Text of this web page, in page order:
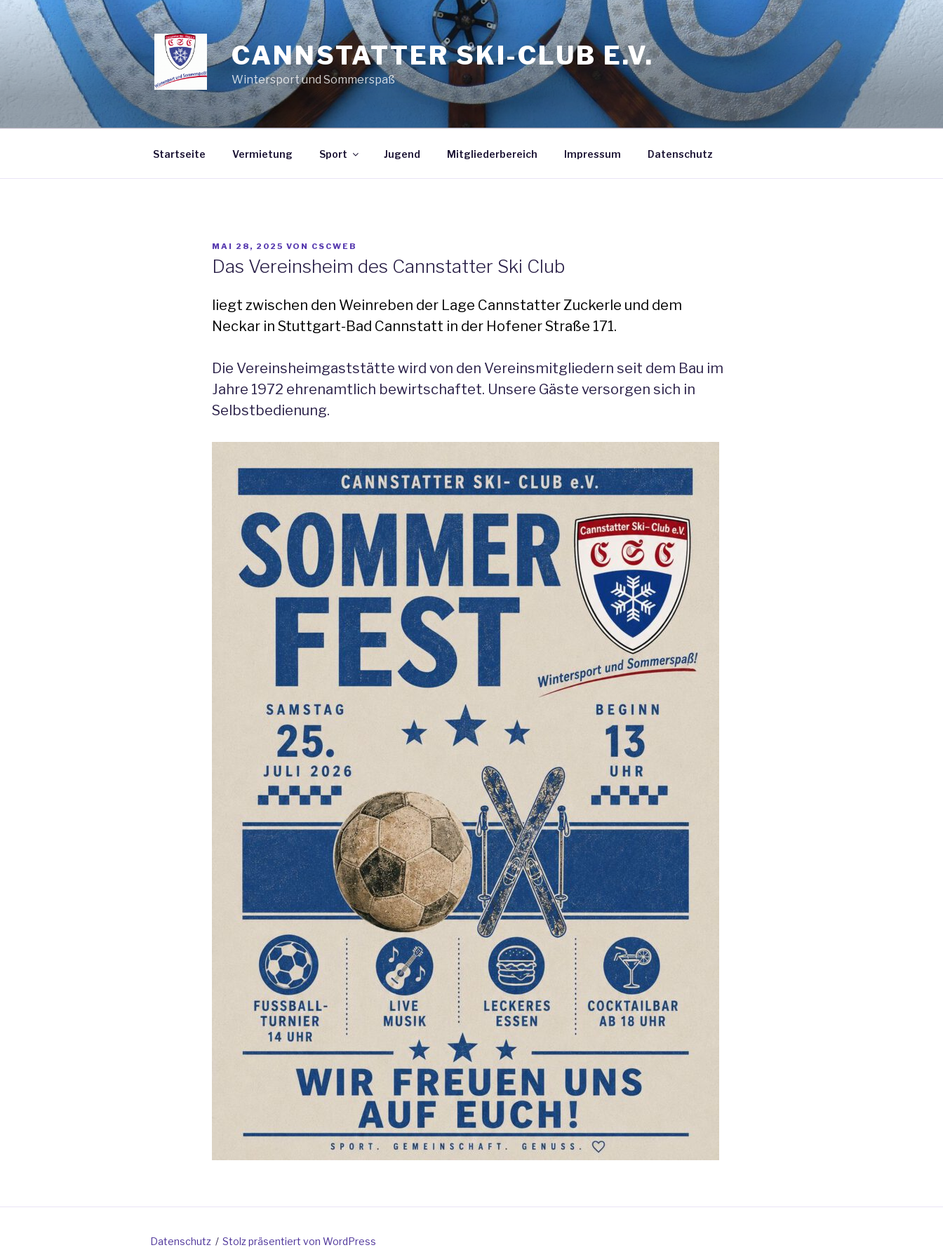
CANNSTATTER SKI-CLUB E.V.
Wintersport und Sommerspaß
Startseite Vermietung Sport Jugend Mitgliederbereich Impressum Datenschutz
VERÖFFENTLICHT
MAI 28, 2025 VON CSCWEB
Das Vereinsheim des Cannstatter Ski Club
liegt zwischen den Weinreben der Lage Cannstatter Zuckerle und dem
Neckar in Stuttgart-Bad Cannstatt in der Hofener Straße 171.
Die Vereinsheimgaststätte wird von den Vereinsmitgliedern seit dem Bau im
Jahre 1972 ehrenamtlich bewirtschaftet. Unsere Gäste versorgen sich in
Selbstbedienung.
Datenschutz Stolz präsentiert von WordPress